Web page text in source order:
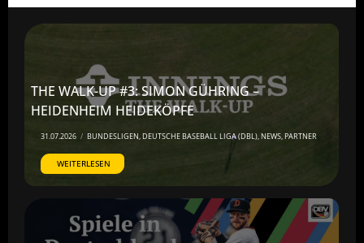
THE WALK-UP #3: SIMON GÜHRING –
HEIDENHEIM HEIDEKÖPFE
31.07.2026 / BUNDESLIGEN,DEUTSCHE BASEBALL LIGA (DBL),NEWS,PARTNER
WEITERLESEN